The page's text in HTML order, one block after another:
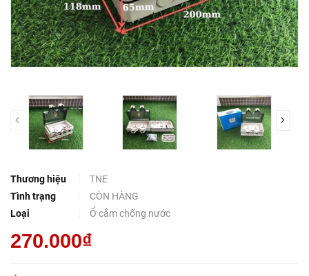
prev
Thương hiệu
TNE
Tình trạng
CÒN HÀNG
Loại
Ổ cắm chống nước
270.000₫